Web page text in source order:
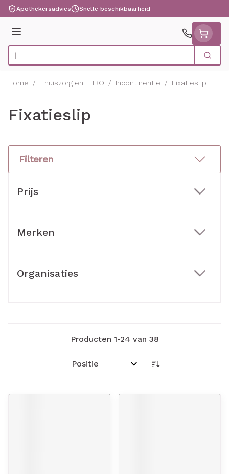
Ga naar de inhoud
Apothekersadvies Snelle beschikbaarheid
Menu
Product, merk, categorie... Zoek
Home / Thuiszorg en EHBO / Incontinentie / Fixatieslip
Fixatieslip
Filteren
Prijs
Merken
Organisaties
Producten 1-24 van 38
Sorteer op: